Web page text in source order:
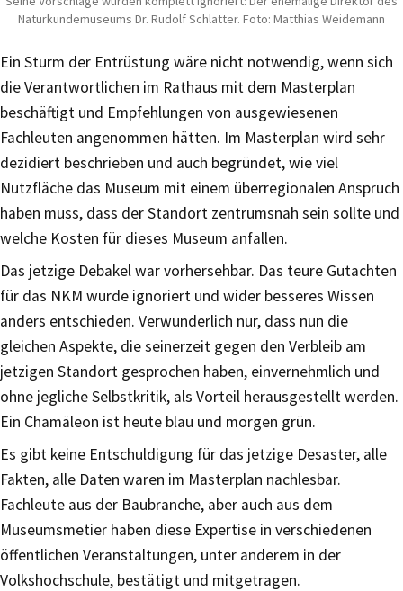
Naturkundemuseums Dr. Rudolf Schlatter. Foto: Matthias Weidemann
Ein Sturm der Entrüstung wäre nicht notwendig, wenn sich
die Verantwortlichen im Rathaus mit dem Masterplan
beschäftigt und Empfehlungen von ausgewiesenen
Fachleuten angenommen hätten. Im Masterplan wird sehr
dezidiert beschrieben und auch begründet, wie viel
Nutzfläche das Museum mit einem überregionalen Anspruch
haben muss, dass der Standort zentrumsnah sein sollte und
welche Kosten für dieses Museum anfallen.
Das jetzige Debakel war vorhersehbar. Das teure Gutachten
für das NKM wurde ignoriert und wider besseres Wissen
anders entschieden. Verwunderlich nur, dass nun die
gleichen Aspekte, die seinerzeit gegen den Verbleib am
jetzigen Standort gesprochen haben, einvernehmlich und
ohne jegliche Selbstkritik, als Vorteil herausgestellt werden.
Ein Chamäleon ist heute blau und morgen grün.
Es gibt keine Entschuldigung für das jetzige Desaster, alle
Fakten, alle Daten waren im Masterplan nachlesbar.
Fachleute aus der Baubranche, aber auch aus dem
Museumsmetier haben diese Expertise in verschiedenen
öffentlichen Veranstaltungen, unter anderem in der
Volkshochschule, bestätigt und mitgetragen.